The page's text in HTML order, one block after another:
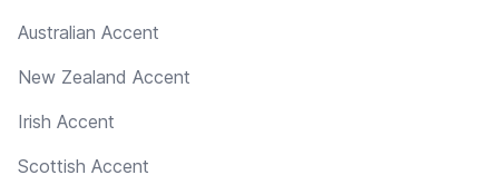
Australian Accent
New Zealand Accent
Irish Accent
Scottish Accent